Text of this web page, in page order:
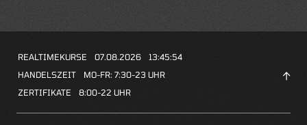
REALTIMEKURSE 07.08.2026
13:45:54
HANDELSZEIT
MO-FR: 7:30-23 UHR
ZERTIFIKATE
8:00-22 UHR